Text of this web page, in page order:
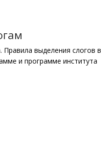
Правила выделения слогов в
и программе института